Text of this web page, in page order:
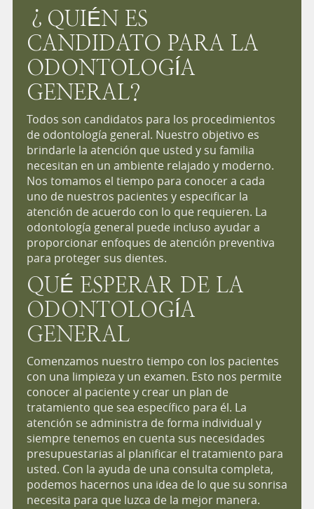
¿QUIÉN ES
CANDIDATO PARA LA
ODONTOLOGÍA
GENERAL?
Todos son candidatos para los procedimientos
de odontología general. Nuestro objetivo es
brindarle la atención que usted y su familia
necesitan en un ambiente relajado y moderno.
Nos tomamos el tiempo para conocer a cada
uno de nuestros pacientes y especificar la
atención de acuerdo con lo que requieren. La
odontología general puede incluso ayudar a
proporcionar enfoques de atención preventiva
para proteger sus dientes.
QUÉ ESPERAR DE LA
ODONTOLOGÍA
GENERAL
Comenzamos nuestro tiempo con los pacientes
con una limpieza y un examen. Esto nos permite
conocer al paciente y crear un plan de
tratamiento que sea específico para él. La
atención se administra de forma individual y
siempre tenemos en cuenta sus necesidades
presupuestarias al planificar el tratamiento para
usted. Con la ayuda de una consulta completa,
podemos hacernos una idea de lo que su sonrisa
necesita para que luzca de la mejor manera.